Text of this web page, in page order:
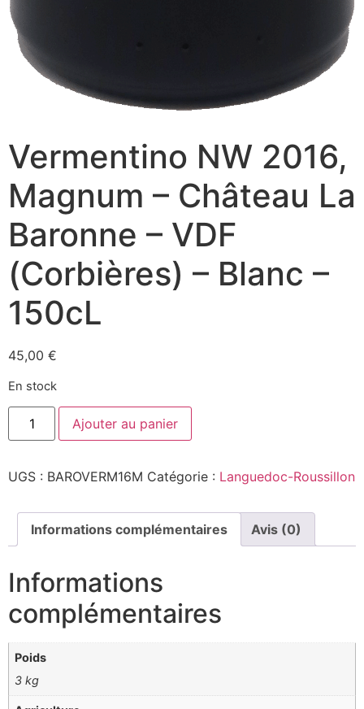
Vermentino NW 2016,
Magnum – Château La
Baronne – VDF
(Corbières) – Blanc –
150cL
45,00 €
En stock
quantité
Vermentino
Magnum
La
Baronne
-
(Corbières)
Blanc
-
150cL
Ajouter au panier
UGS : BAROVERM16M Catégorie : Languedoc-Roussillon
Informations complémentaires Avis (0)
Informations
complémentaires
Poids
3 kg